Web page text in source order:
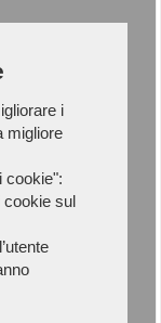
i
migliore
cookie":
cookie sul